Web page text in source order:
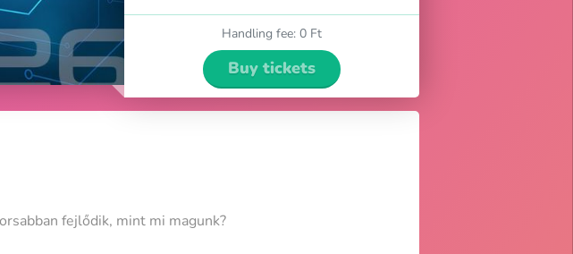
Handling fee: 0 Ft
Buy tickets
fejlődik, mint mi magunk?